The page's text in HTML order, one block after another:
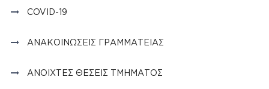
COVID-19
ΑΝΑΚΟΙΝΏΣΕΙΣ ΓΡΑΜΜΑΤΕΊΑΣ
ΑΝΟΙΧΤΈΣ ΘΈΣΕΙΣ ΤΜΉΜΑΤΟΣ